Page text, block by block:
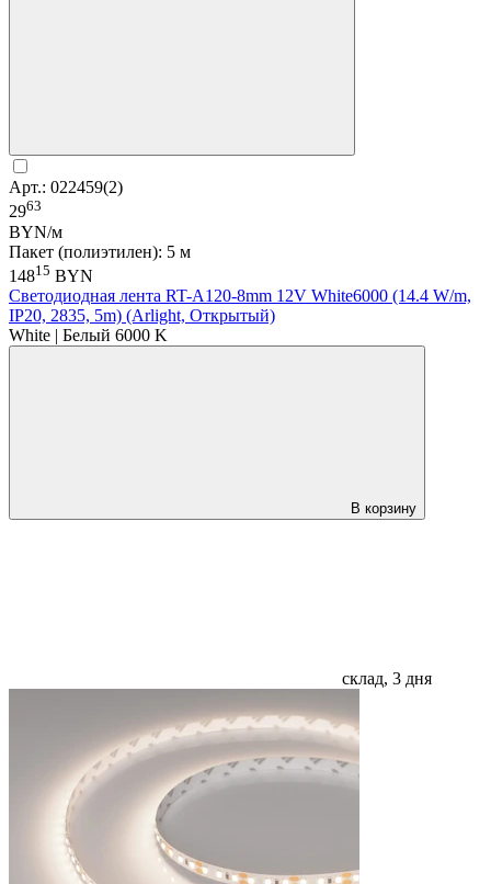
Арт.: 022459(2)
2963
BYN/м
Пакет (полиэтилен): 5 м
14815 BYN
Светодиодная лента RT-A120-8mm 12V White6000 (14.4 W/m,
IP20, 2835, 5m) (Arlight, Открытый)
White | Белый 6000 K
В корзину
склад, 3 дня